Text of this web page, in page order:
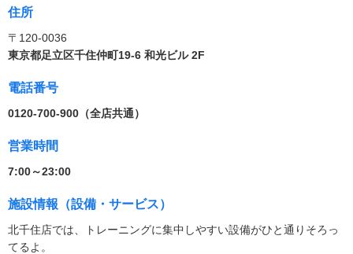
住所
〒120-0036
東京都足立区千住仲町19-6 和光ビル 2F
電話番号
0120-700-900（全店共通）
営業時間
7:00～23:00
施設情報（設備・サービス）
北千住店では、トレーニングに集中しやすい設備がひと通りそろっ
てるよ。